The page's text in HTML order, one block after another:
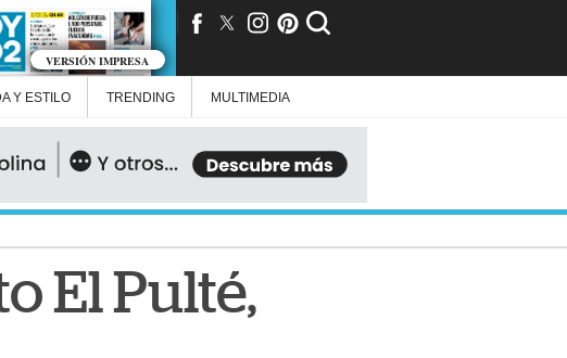
VERSIÓN IMPRESA
Y ESTILO TRENDING MULTIMEDIA
El Pulté,